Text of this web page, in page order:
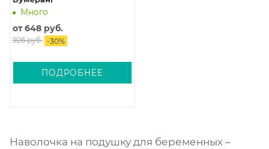
Много
от648 руб.
926 руб. -30%
ПОДРОБНЕЕ
Наволочка на подушку для беременных –